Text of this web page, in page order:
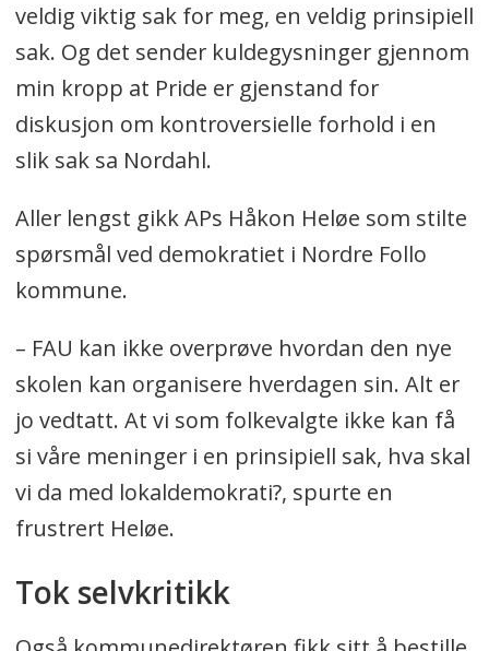
veldig viktig sak for meg, en veldig prinsipiell
sak. Og det sender kuldegysninger gjennom
min kropp at Pride er gjenstand for
diskusjon om kontroversielle forhold i en
slik sak sa Nordahl.
Aller lengst gikk APs Håkon Heløe som stilte
spørsmål ved demokratiet i Nordre Follo
kommune.
– FAU kan ikke overprøve hvordan den nye
skolen kan organisere hverdagen sin. Alt er
jo vedtatt. At vi som folkevalgte ikke kan få
si våre meninger i en prinsipiell sak, hva skal
vi da med lokaldemokrati?, spurte en
frustrert Heløe.
Tok selvkritikk